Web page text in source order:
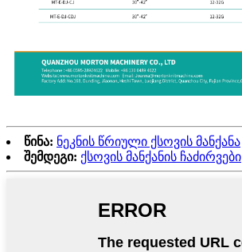
წინა: ნეკნის წრიული ქსოვის მანქანა
შემდეგი: ქსოვის მანქანის ჩაძირვები